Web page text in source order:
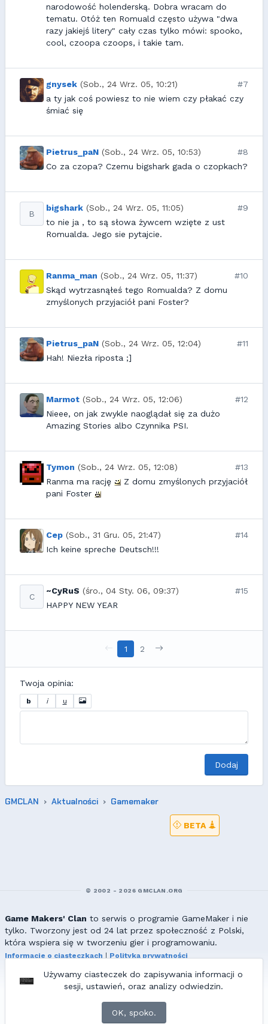
narodowość holenderską. Dobra wracam do
tematu. Otóż ten Romuald często używa "dwa
razy jakiejś litery" cały czas tylko mówi: spooko,
cool, czoopa czoops, i takie tam.
gnysek (Sob., 24 Wrz. 05, 10:21)
#7
a ty jak coś powiesz to nie wiem czy płakać czy
śmiać się
Pietrus_paN (Sob., 24 Wrz. 05, 10:53)
#8
Co za czopa? Czemu bigshark gada o czopkach?
B
bigshark (Sob., 24 Wrz. 05, 11:05)
#9
to nie ja , to są słowa żywcem wzięte z ust
Romualda. Jego sie pytajcie.
Ranma_man (Sob., 24 Wrz. 05, 11:37)
#10
Skąd wytrzasnąłeś tego Romualda? Z domu
zmyślonych przyjaciół pani Foster?
Pietrus_paN (Sob., 24 Wrz. 05, 12:04)
#11
Hah! Niezła riposta ;]
Marmot (Sob., 24 Wrz. 05, 12:06)
#12
Nieee, on jak zwykle naoglądał się za dużo
Amazing Stories albo Czynnika PSI.
Tymon (Sob., 24 Wrz. 05, 12:08)
#13
Ranma ma rację
Z domu zmyślonych przyjaciół
pani Foster
Cep (Sob., 31 Gru. 05, 21:47)
#14
Ich keine spreche Deutsch!!!
C
~CyRuS (śro., 04 Sty. 06, 09:37)
#15
HAPPY NEW YEAR
1 2
Twoja opinia:
b i u
Dodaj
GMCLAN Aktualności Gamemaker
Używamy ciasteczek do zapisywania informacji o
sesji, ustawień, oraz analizy odwiedzin.
OK, spoko.
BETA
© 2002 - 2026 GMCLAN.ORG
Game Makers' Clan to serwis o programie GameMaker i nie
tylko. Tworzony jest od 24 lat przez społeczność z Polski,
która wspiera się w tworzeniu gier i programowaniu.
Informacje o ciasteczkach
Polityka prywatności
Wszelkie prawa zastrzeżone. Kopiowanie materiałów bez zgody
redakcji zabronione!
ZNAJDZIESZ NAS TAKŻE NA: